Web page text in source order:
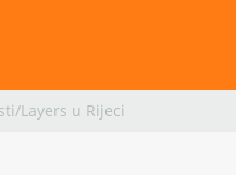
Layers u Rijeci